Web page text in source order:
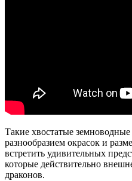
Такие хвостатые
разнообразием окрасок и
встретить удивительных
которые действительно
драконов.